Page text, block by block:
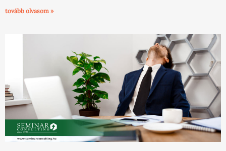
tovább olvasom »